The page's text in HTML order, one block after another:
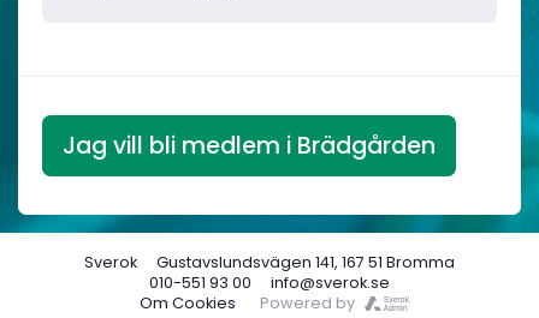
Om Cookies Powered by
Sverok
Gustavslundsvägen 141, 167 51 Bromma
010-551 93 00
info@sverok.se